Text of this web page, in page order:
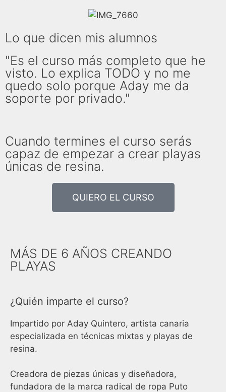
Lo que dicen mis alumnos
"Es el curso más completo que he
visto. Lo explica TODO y no me
quedo solo porque Aday me da
soporte por privado."
Cuando termines el curso serás
capaz de empezar a crear playas
únicas de resina.
QUIERO EL CURSO
MÁS DE 6 AÑOS CREANDO
PLAYAS
¿Quién imparte el curso?
Impartido por Aday Quintero, artista canaria
especializada en técnicas mixtas y playas de
resina.
Creadora de piezas únicas y diseñadora,
fundadora de la marca radical de ropa Puto